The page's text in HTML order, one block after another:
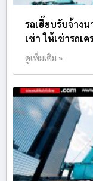
รถเฮี๊ยบรับจ้างน
เช่า ให้เช่ารถเ
ดูเพิ่มเติม »